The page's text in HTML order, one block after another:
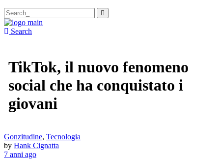
Search
for:
Search
TikTok, il nuovo fenomeno
social che ha conquistato i
giovani
Gonzitudine, Tecnologia
by Hank Cignatta
7 anni ago